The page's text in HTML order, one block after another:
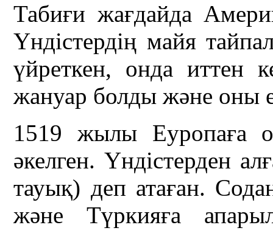
Табиғи жағдайда
Үндістердің майя
үйреткен, онда иттен
жануар болды және оны
1519 жылы Еуропаға
әкелген. Үндістерден
тауық) деп атаған.
және Түркияға